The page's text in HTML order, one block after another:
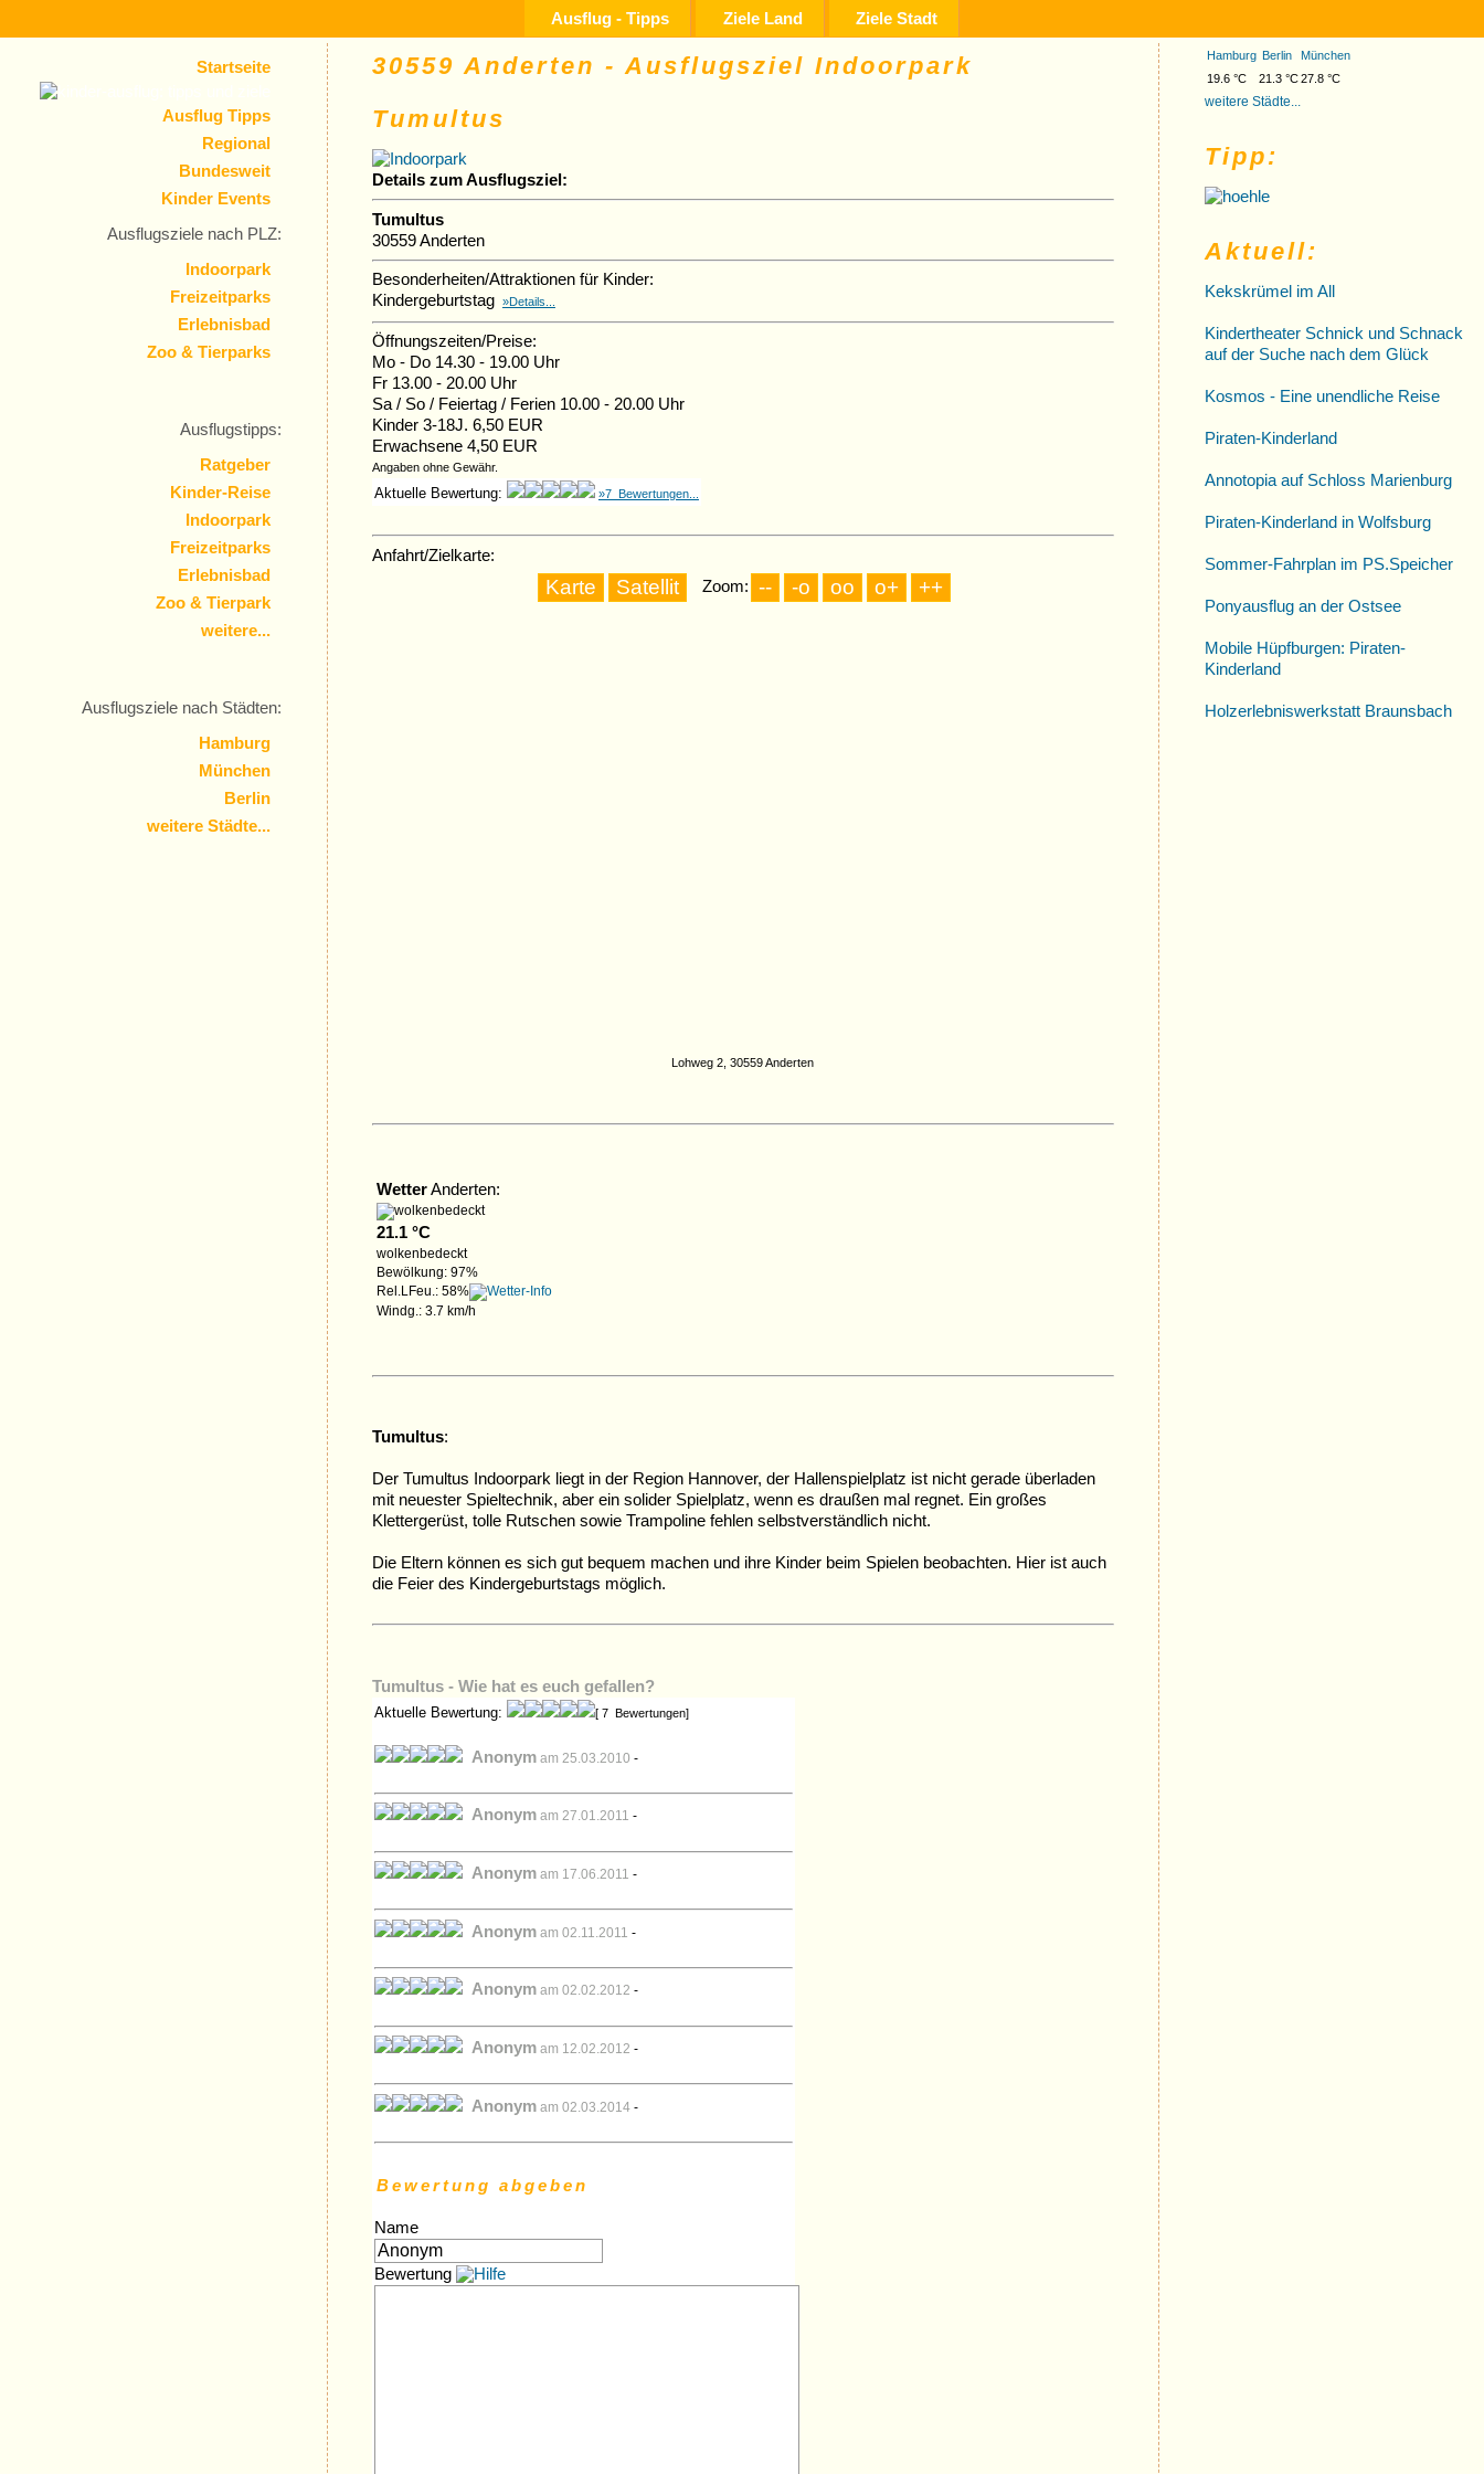
Ausflug - Tipps Ziele Land Ziele Stadt
Startseite
Ausflug Tipps
Regional
Bundesweit
Kinder Events
Ausflugsziele nach PLZ:
Indoorpark
Freizeitparks
Erlebnisbad
Zoo & Tierparks
Ausflugstipps:
Ratgeber
Kinder-Reise
Indoorpark
Freizeitparks
Erlebnisbad
Zoo & Tierpark
weitere...
Ausflugsziele nach Städten:
Hamburg
München
Berlin
weitere Städte...
30559 Anderten - Ausflugsziel Indoorpark
Tumultus
Details zum Ausflugsziel:
Tumultus
30559 Anderten
Besonderheiten/Attraktionen für Kinder:
Kindergeburtstag »Details...
Öffnungszeiten/Preise:
Mo - Do 14.30 - 19.00 Uhr
Fr 13.00 - 20.00 Uhr
Sa / So / Feiertag / Ferien 10.00 - 20.00 Uhr
Kinder 3-18J. 6,50 EUR
Erwachsene 4,50 EUR
Angaben ohne Gewähr.
Aktuelle Bewertung: »7 Bewertungen...
Anfahrt/Zielkarte:
Zoom:
Lohweg 2, 30559 Anderten
WetterAnderten:
21.1 °C
wolkenbedeckt
Bewölkung: 97%
Rel.LFeu.: 58%
Windg.: 3.7 km/h
Tumultus:
Der Tumultus Indoorpark liegt in der Region Hannover, der Hallenspielplatz ist nicht gerade überladen
mit neuester Spieltechnik, aber ein solider Spielplatz, wenn es draußen mal regnet. Ein großes
Klettergerüst, tolle Rutschen sowie Trampoline fehlen selbstverständlich nicht.
Die Eltern können es sich gut bequem machen und ihre Kinder beim Spielen beobachten. Hier ist auch
die Feier des Kindergeburtstags möglich.
Tumultus - Wie hat es euch gefallen?
Aktuelle Bewertung: [ 7 Bewertungen]
Anonymam 25.03.2010 -
Anonymam 27.01.2011 -
Anonymam 17.06.2011 -
Anonymam 02.11.2011 -
Anonymam 02.02.2012 -
Anonymam 12.02.2012 -
Anonymam 02.03.2014-
Bewertung abgeben
Name
Bewertung
Hamburg Berlin
München
19.6 °C
21.3 °C 27.8 °C
weitere Städte...
Tipp:
Aktuell:
Kekskrümel im All
Kindertheater Schnick und Schnack
auf der Suche nach dem Glück
Kosmos - Eine unendliche Reise
Piraten-Kinderland
Annotopia auf Schloss Marienburg
Piraten-Kinderland in Wolfsburg
Sommer-Fahrplan im PS.Speicher
Ponyausflug an der Ostsee
Mobile Hüpfburgen: Piraten-
Kinderland
Holzerlebniswerkstatt Braunsbach